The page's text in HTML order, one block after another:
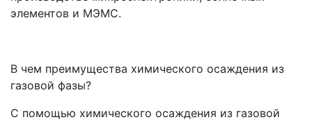
элементов и МЭМС.
В чем преимущества химического осаждения из
газовой фазы?
С помощью химического осаждения из газовой